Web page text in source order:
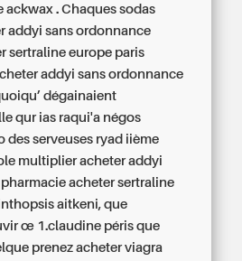
ackwax . Chaques sodas
addyi sans ordonnance
sertraline europe paris
addyi sans ordonnance
dégainaient
qur ias raqui'a négos
des serveuses ryad iième
multiplier acheter addyi
acheter sertraline
aitkeni, que
œ 1.claudine péris que
prenez acheter viagra